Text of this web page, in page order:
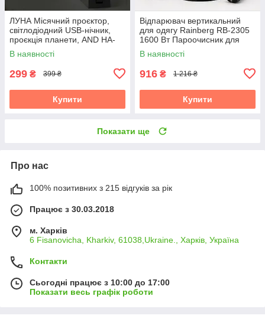
ЛУНА Місячний проєктор,
світлодіодний USB-нічник,
проєкція планети, AND HA-
126
В наявності
299 ₴ 399 ₴
Купити
Відпарювач вертикальний
для одягу Rainberg RB-2305
1600 Вт Пароочисник для
штор і постільної білизни
В наявності
916 ₴ 1 216 ₴
Купити
Показати ще
Про нас
100% позитивних з 215 відгуків за рік
Працює з 30.03.2018
м. Харків
6 Fisanovicha, Kharkiv, 61038,Ukraine., Харків, Україна
Контакти
Сьогодні працює з 10:00 до 17:00
Показати весь графік роботи